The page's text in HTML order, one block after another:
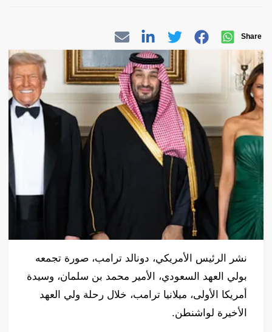
Share
نشر الرئيس الأمريكي، دونالد ترامب، صورة تجمعه
بولي العهد السعودي، الأمير محمد بن سلمان، وسيدة
أمريكا الأولى، ميلانيا ترامب، خلال رحلة ولي العهد
الأخيرة لواشنطن.